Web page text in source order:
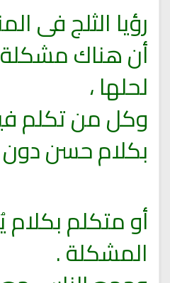
رؤيا الثلج فى
أن هناك
لحلها ،
وكل من تكلم
بكلام حسن
أو متكلم
المشكلة .